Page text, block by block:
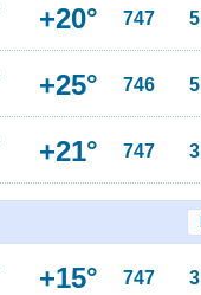
+20° 747 5
+25° 746 5
+21° 747 3
+15° 747 3